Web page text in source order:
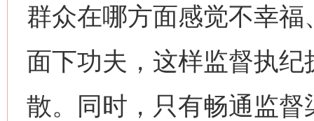
群众在哪方面感觉不幸
面下功夫，这样监督执
散。同时，只有畅通监